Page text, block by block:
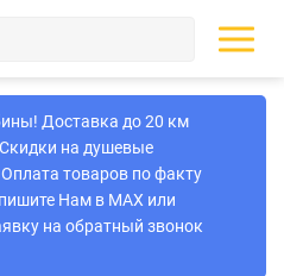
Доставка до 20 км
на душевые
товаров по факту
Нам в MAX или
на обратный звонок